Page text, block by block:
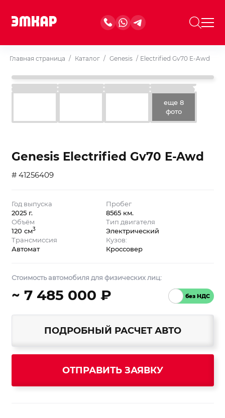
Главная страница / Каталог / Genesis / Electrified Gv70 E-Awd
еще 8
фото
Genesis Electrified Gv70 E-Awd
# 41256409
Год выпуска
2025 г.
Пробег
8565 км.
Объём
120 см3
Тип двигателя
Электрический
Трансмиссия
Автомат
Кузов:
Кроссовер
Стоимость автомобиля для физических лиц:
~ 7 485 000 ₽
ПОДРОБНЫЙ РАСЧЕТ АВТО
ОТПРАВИТЬ ЗАЯВКУ